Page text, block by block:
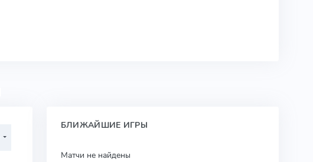
БЛИЖАЙШИЕ ИГРЫ
Матчи не найдены